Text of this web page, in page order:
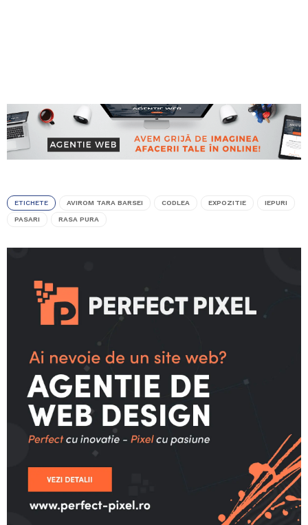
ETICHETE AVIROM TARA BARSEI CODLEA EXPOZITIE IEPURI
PASARI RASA PURA